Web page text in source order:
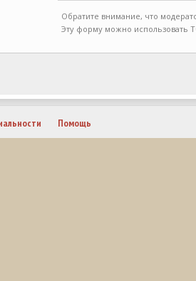
Обратите внимание, что
Эту форму можно использовать
Помощь